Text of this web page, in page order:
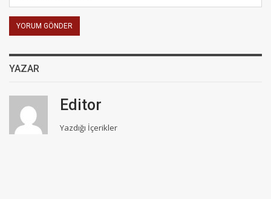
YAZAR
Editor
Yazdığı İçerikler